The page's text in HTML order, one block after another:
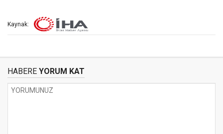
Kaynak:
HABERE YORUM KAT